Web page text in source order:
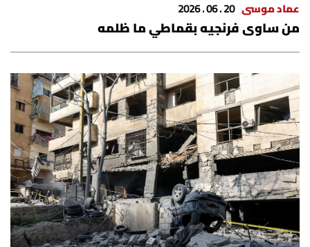
عماد موسى 20 . 06 . 2026
من ساوى فرنجيه بقماطي ما ظلمه